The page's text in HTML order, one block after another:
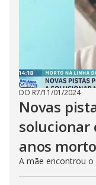
DO R7/11/01/2024
Novas
solucionar
anos
A mãe encontrou